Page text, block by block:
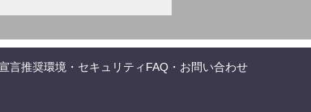
言推奨環境・セキュリティ FAQ・お問い合わせ